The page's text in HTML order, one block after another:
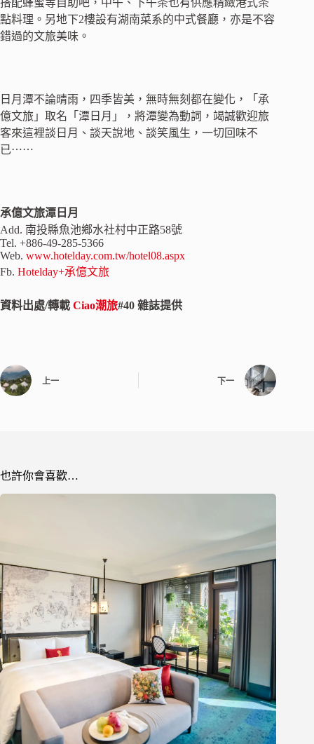
搭配蜂蜜等自助吧，中午、下午茶也有供應精緻港式茶
點料理。另地下2樓設有湖南菜系的中式餐廳，亦是不容
錯過的文旅美味。
日月潭不論晴雨，四季皆美，無時無刻都在變化，「承
億文旅」取名「潭日月」，將潭變為動詞，竭誠歡迎旅
客來這裡談日月、談天說地、談笑風生，一切回味不
已⋯⋯
承億文旅潭日月
Add. 南投縣魚池鄉水社村中正路58號
Tel. +886-49-285-5366
Web. www.hotelday.com.tw/hotel08.aspx
Fb. Hotelday+承億文旅
資料出處/轉載 Ciao潮旅#40 雜誌提供
上一 下一
也許你會喜歡…